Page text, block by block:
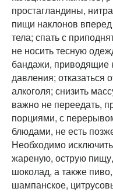
простагландины,
пищи наклонов
тела; спать с
не носить тесную
бандажи,
давления; отказаться
алкоголя; снизить
важно не переедать,
порциями, с
блюдами, не есть
Необходимо
жареную, острую
шоколад, а также
шампанское,